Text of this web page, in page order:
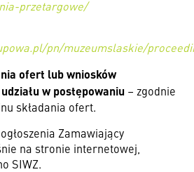
przetargowe/
pn/muzeumslaskie/
ofert lub wniosków
w postępowaniu – zgodnie
składania ofert.
Zamawiający
na stronie internetowej,
SIWZ.